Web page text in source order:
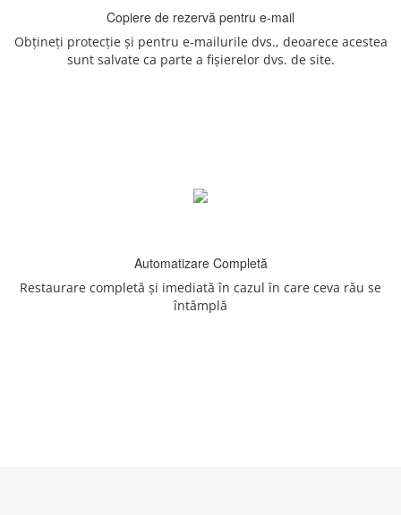
Copiere de rezervă pentru e-mail
Obțineți protecție și pentru e-mailurile dvs., deoarece acestea
sunt salvate ca parte a fișierelor dvs. de site.
Automatizare Completă
Restaurare completă și imediată în cazul în care ceva rău se
întâmplă